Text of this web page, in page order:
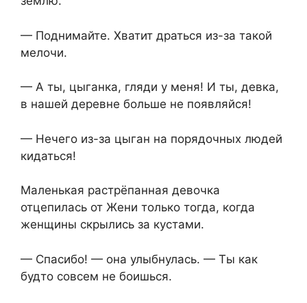
— Поднимайте. Хватит драться из-за такой
мелочи.
— А ты, цыганка, гляди у меня! И ты, девка,
в нашей деревне больше не появляйся!
— Нечего из-за цыган на порядочных людей
кидаться!
Маленькая растрёпанная девочка
отцепилась от Жени только тогда, когда
женщины скрылись за кустами.
— Спасибо! — она улыбнулась. — Ты как
будто совсем не боишься.